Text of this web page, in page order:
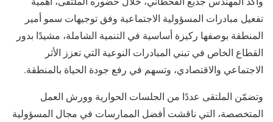
تفعيل مبادرات المسؤولية الاجتماعية وفق توجيهات سمو أمير
المنطقة بوصفها ركيزة أساسية في التنمية الشاملة، مشيدًا بدور
القطاع الخاص في تبني المبادرات النوعية التي تعزز الأثر
الاجتماعي والاقتصادي، وتسهم في رفع جودة الحياة بالمنطقة.
وتضمّن الملتقى عددًا من الجلسات الحوارية وورش العمل
المتخصصة، التي ناقشت أفضل الممارسات في مجال المسؤولية